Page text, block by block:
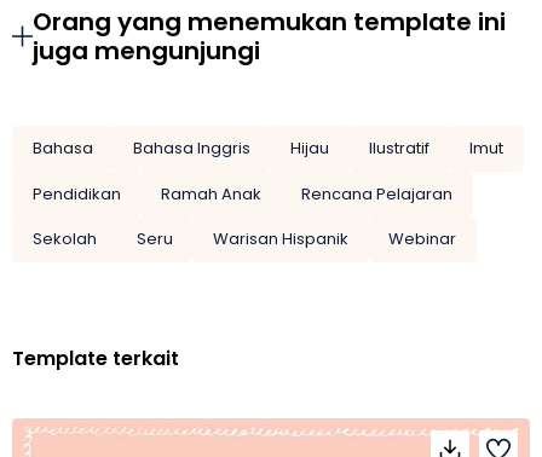
Orang yang menemukan template ini
juga mengunjungi
Bahasa Bahasa Inggris Hijau Ilustratif
Imut
Pendidikan
Ramah Anak
Rencana Pelajaran
Sekolah
Seru Warisan Hispanik Webinar
Template terkait